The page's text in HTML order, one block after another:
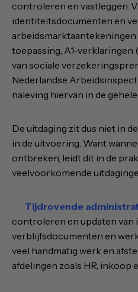
controleren en vastleggen.
identiteitsdocumenten en
arbeidsmarktaantekeningen
toepassing, A1-verklaringen
van sociale
Nederlandse
naleving hiervan in de
De uitdaging zit dus niet in
in de uitvoering. Want
ontbreken, leidt dit in de
veelvoorkomende
· Tijdrovende
controleren en updaten van
verblijfsdocumenten en
veel handmatig werk en
afdelingen zoals HR, inkoop